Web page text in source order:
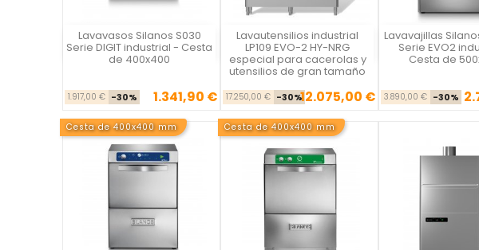
Lavavasos Silanos S030
Serie DIGIT industrial - Cesta
de 400x400
Precio base
1.917,00 € -30% Precio
1.341,90 €

Vista rápida Lavautensilios industrial
LP109 EVO-2 HY-NRG
especial para cacerolas y
utensilios de gran tamaño
Precio base
17.250,00 € -30% Precio
12.075,00 €

Vista rápida Lavavajillas
Serie EVO2
Cesta de
3.890,00 € -30%
Vista
Cesta de 400x400 mm Cesta de 400x400 mm